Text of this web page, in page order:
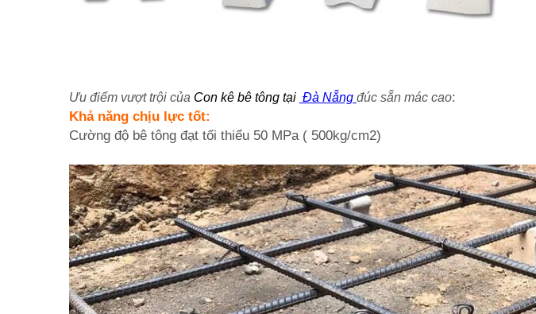
Ưu điểm vượt trội của Con kê bê tông tại Đà Nẵng đúc sẵn mác cao:
Khả năng chịu lực tốt:
Cường độ bê tông đạt tối thiểu 50 MPa ( 500kg/cm2)